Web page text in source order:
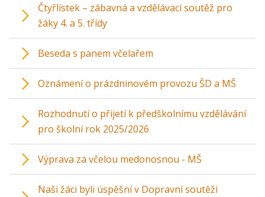
Čtyřlístek – zábavná a vzdělávací soutěž pro
žáky 4. a 5. třídy
Beseda s panem včelařem
Oznámení o prázdninovém provozu ŠD a MŠ
Rozhodnutí o přijetí k předškolnímu vzdělávání
pro školní rok 2025/2026
Výprava za včelou medonosnou - MŠ
Naši žáci byli úspěšní v Dopravní soutěži